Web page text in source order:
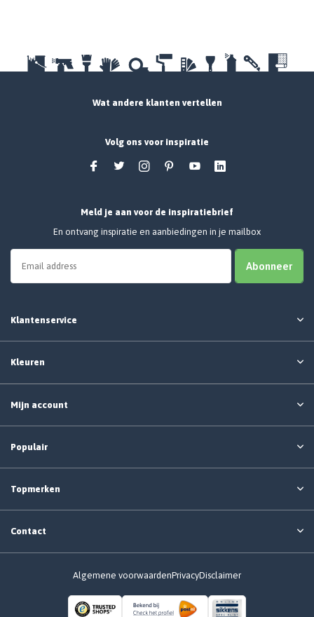
Wat andere klanten vertellen
Volg ons voor inspiratie
Meld je aan voor de inspiratiebrief
En ontvang inspiratie en aanbiedingen in je mailbox
Abonneer
Klantenservice
Kleuren
Mijn account
Populair
Topmerken
Contact
Algemene voorwaardenPrivacyDisclaimer